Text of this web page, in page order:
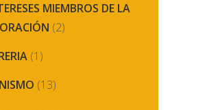
MIEMBROS DE LA
(2)
(1)
(13)